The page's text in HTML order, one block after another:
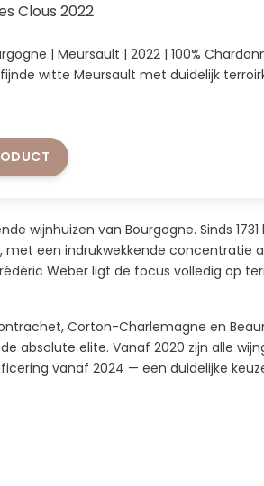
Clous 2022
| Meursault | 2022 | 100%
witte Meursault met duidelijk
wijnhuizen van Bourgogne. Sinds
een indrukwekkende concentratie
Weber ligt de focus volledig op
Corton-Charlemagne en
absolute elite. Vanaf 2020 zijn alle
vanaf 2024 — een duidelijke